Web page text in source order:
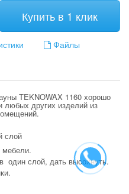
Купить в 1 клик
Файлы
TEKNOWAX 1160 хорошо
любых других изделий из
слой
мебели.
один слой, дать высохнуть.